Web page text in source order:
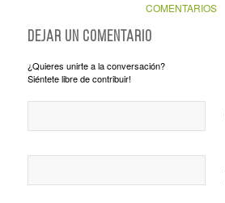
COMENTARIOS
Dejar un comentario
¿Quieres unirte a la conversación?
Siéntete libre de contribuir!